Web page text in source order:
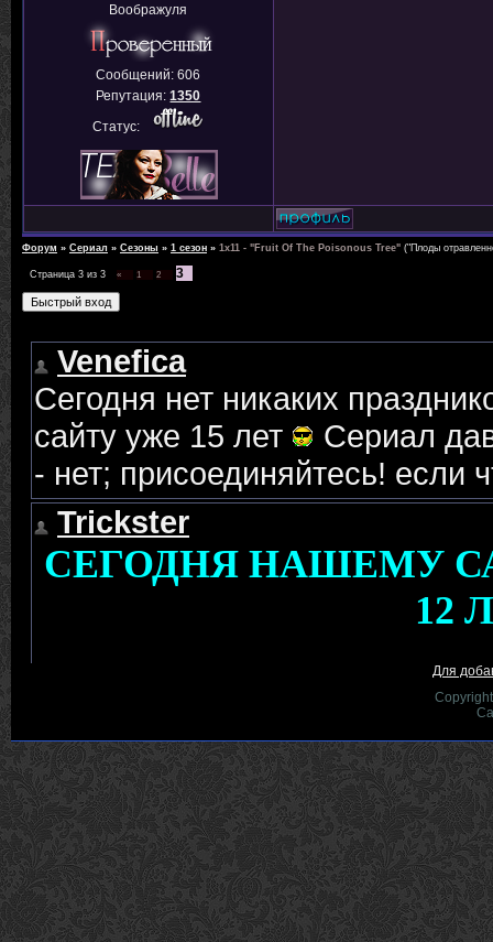
Воображуля
Сообщений:606
Репутация:1350
Статус:
Форум » Сериал » Сезоны » 1 сезон » 1x11 - "Fruit Of The Poisonous Tree" ("Плоды
Страница 3 из 3 « 1 2 3
Для